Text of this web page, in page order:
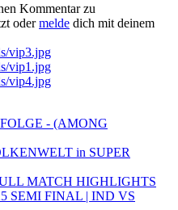
Kommentar zu
odermelde dich mit deinem
- (AMONG
in SUPER
MATCH HIGHLIGHTS
SEMI FINAL | IND VS